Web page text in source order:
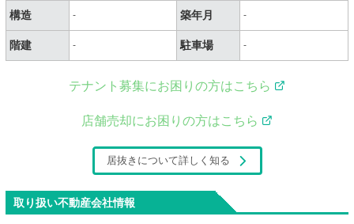
構造 - 築年月 -
階建 - 駐車場 -
テナント募集にお困りの方はこちら
店舗売却にお困りの方はこちら
居抜きについて詳しく知る
取り扱い不動産会社情報